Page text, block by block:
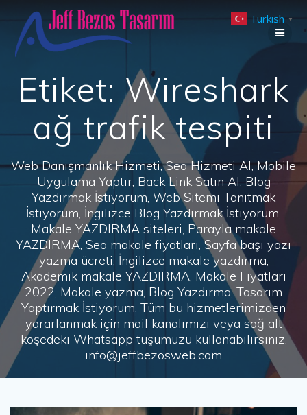
to
Etiket:Wireshark
ağ trafik tespiti
Web Danışmanlık Hizmeti, Seo Hizmeti Al, Mobile
Uygulama Yaptır, Back Link Satın Al, Blog
Yazdırmak İstiyorum, Web Sitemi Tanıtmak
İstiyorum, İngilizce Blog Yazdırmak İstiyorum,
Makale YAZDIRMA siteleri, Parayla makale
YAZDIRMA, Seo makale fiyatları, Sayfa başı yazı
yazma ücreti, İngilizce makale yazdırma,
Akademik makale YAZDIRMA, Makale Fiyatları
2022, Makale yazma, Blog Yazdırma, Tasarım
Yaptırmak İstiyorum, Tüm bu hizmetlerimizden
yararlanmak için mail kanalımızı veya sağ alt
köşedeki Whatsapp tuşumuzu kullanabilirsiniz.
info@jeffbezosweb.com
Turkish ▼